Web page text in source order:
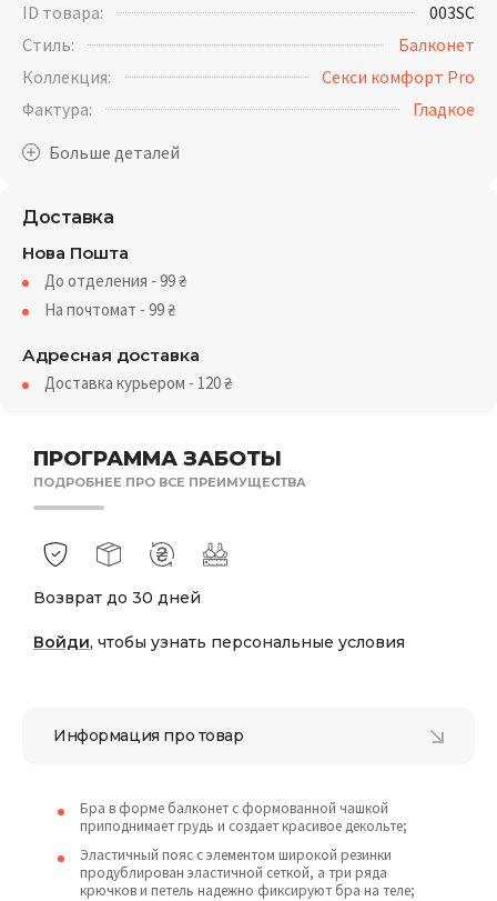
ПРОГРАММА ЗАБОТЫ
ПОДРОБНЕЕ ПРО ВСЕ ПРЕИМУЩЕСТВА
Возврат до 30 дней
Войди, чтобы узнать персональные условия
ID товара:
003SC
Стиль:
Балконет
Коллекция:
Секси комфорт Pro
Фактура:
Гладкое
Доставка
Нова Пошта
До отделения - 99₴
На почтомат - 99₴
Адресная доставка
Доставка курьером - 120₴
Информация про товар
Бра в форме балконет с формованной чашкой
приподнимает грудь и создает красивое декольте;
Эластичный пояс с элементом широкой резинки
продублирован эластичной сеткой, а три ряда
крючков и петель надежно фиксируют бра на теле;